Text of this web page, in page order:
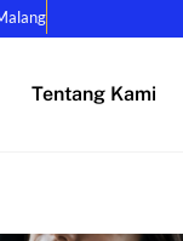
Tentang Kami